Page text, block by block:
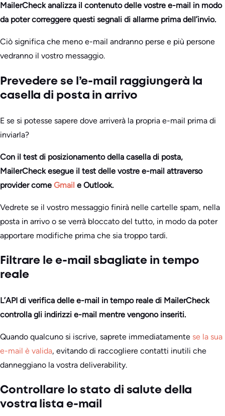
MailerCheck analizza il contenuto delle vostre e-mail in modo
da poter correggere questi segnali di allarme prima dell’invio.
Ciò significa che meno e-mail andranno perse e più persone
vedranno il vostro messaggio.
Prevedere se l’e-mail raggiungerà la
casella di posta in arrivo
E se si potesse sapere dove arriverà la propria e-mail prima di
inviarla?
Con il test di posizionamento della casella di posta,
MailerCheck esegue il test delle vostre e-mail attraverso
provider come Gmail e Outlook.
Vedrete se il vostro messaggio finirà nelle cartelle spam, nella
posta in arrivo o se verrà bloccato del tutto, in modo da poter
apportare modifiche prima che sia troppo tardi.
Filtrare le e-mail sbagliate in tempo
reale
L’API di verifica delle e-mail in tempo reale di MailerCheck
controlla gli indirizzi e-mail mentre vengono inseriti.
Quando qualcuno si iscrive, saprete immediatamente se la sua
e-mail è valida, evitando di raccogliere contatti inutili che
danneggiano la vostra deliverability.
Controllare lo stato di salute della
vostra lista e-mail